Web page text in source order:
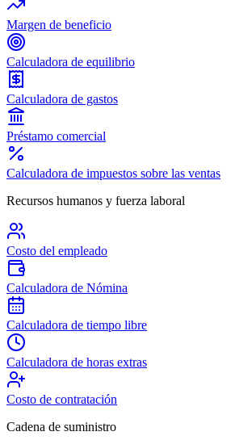
Margen de beneficio
Calculadora de equilibrio
Calculadora de gastos
Préstamo comercial
Calculadora de impuestos sobre las ventas
Recursos humanos y fuerza laboral
Costo del empleado
Calculadora de Nómina
Calculadora de tiempo libre
Calculadora de horas extras
Costo de contratación
Cadena de suministro